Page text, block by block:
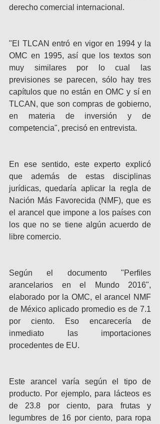
derecho comercial internacional.
"El TLCAN entró en vigor en 1994 y la
OMC en 1995, así que los textos son
muy similares por lo cual las
previsiones se parecen, sólo hay tres
capítulos que no están en OMC y sí en
TLCAN, que son compras de gobierno,
en materia de inversión y de
competencia", precisó en entrevista.
En ese sentido, este experto explicó
que además de estas disciplinas
jurídicas, quedaría aplicar la regla de
Nación Más Favorecida (NMF), que es
el arancel que impone a los países con
los que no se tiene algún acuerdo de
libre comercio.
Según el documento "Perfiles
arancelarios en el Mundo 2016",
elaborado por la OMC, el arancel NMF
de México aplicado promedio es de 7.1
por ciento. Eso encarecería de
inmediato las importaciones
procedentes de EU.
Este arancel varía según el tipo de
producto. Por ejemplo, para lácteos es
de 23.8 por ciento, para frutas y
legumbres de 16 por ciento, para ropa